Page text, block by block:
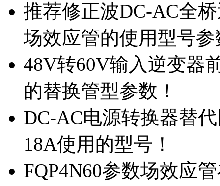
推荐修正波DC-AC全
场效应管的使用型号参
48V转60V输入逆变器
的替换管型参数！
DC-AC电源转换器替
18A使用的型号！
FQP4N60参数场效应